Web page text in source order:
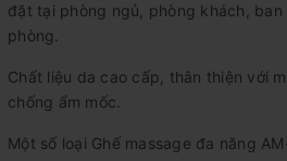
đặt tại phòng ngủ, phòng khách,
phòng.
Chất liệu da cao cấp, thân thiện với
chống ẩm mốc.
Một số loại Ghế massage đa năng